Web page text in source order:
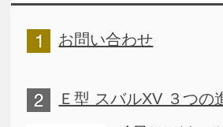
お問い合わせ
Ｅ型 スバルXV ３つの